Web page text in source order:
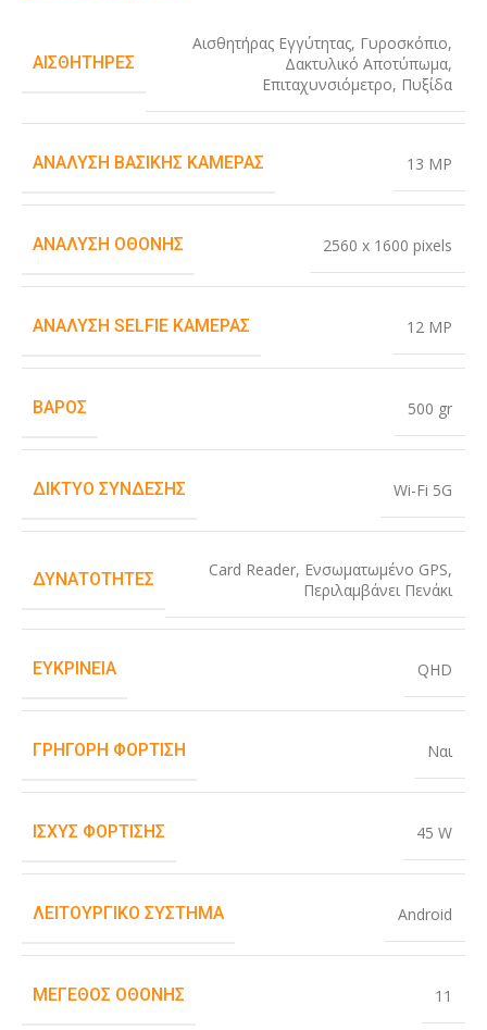
ΑΙΣΘΗΤΉΡΕΣ
Αισθητήρας Εγγύτητας, Γυροσκόπιο,
Δακτυλικό Αποτύπωμα,
Επιταχυνσιόμετρο, Πυξίδα
ΑΝΆΛΥΣΗ ΒΑΣΙΚΉΣ ΚΆΜΕΡΑΣ 13 MP
ΑΝΆΛΥΣΗ ΟΘΌΝΗΣ 2560 x 1600 pixels
ΑΝΆΛΥΣΗ SELFIE ΚΆΜΕΡΑΣ 12 MP
ΒΆΡΟΣ 500 gr
ΔΊΚΤΥΟ ΣΎΝΔΕΣΗΣ Wi-Fi 5G
ΔΥΝΑΤΌΤΗΤΕΣ Card Reader, Ενσωματωμένο GPS,
Περιλαμβάνει Πενάκι
ΕΥΚΡΊΝΕΙΑ QHD
ΓΡΉΓΟΡΗ ΦΌΡΤΙΣΗ Ναι
ΙΣΧΎΣ ΦΌΡΤΙΣΗΣ 45 W
ΛΕΙΤΟΥΡΓΙΚΌ ΣΎΣΤΗΜΑ Android
ΜΈΓΕΘΟΣ ΟΘΌΝΗΣ 11